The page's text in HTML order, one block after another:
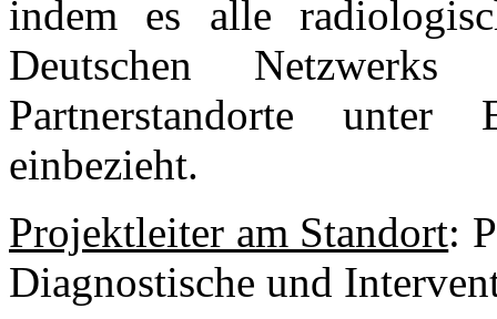
indem es alle
Deutschen
Partnerstandorte unter
einbezieht.
Projektleiter am Standort:
Diagnostische und